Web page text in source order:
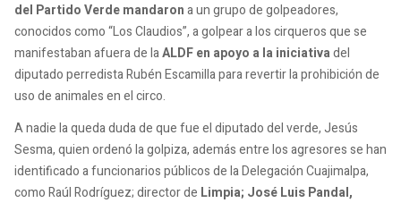
del Partido Verde mandarona un grupo de golpeadores,
conocidos como “Los Claudios”, a golpear a los cirqueros que se
manifestaban afuera de laALDF en apoyo a la iniciativadel
diputado perredista Rubén Escamilla para revertir la prohibición de
uso de animales en el circo.
A nadie la queda duda de que fue el diputado del verde, Jesús
Sesma, quien ordenó la golpiza, además entre los agresores se han
identificado a funcionarios públicos de la Delegación Cuajimalpa,
como Raúl Rodríguez; director de Limpia; José Luis Pandal,